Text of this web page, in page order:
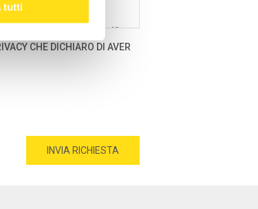
tutti
con sede in Bologna, Via
informazioni relative al
l'origine razziale o etnica, le
o alla vita sessuale o
sociali.
CHE DICHIARO DI AVER